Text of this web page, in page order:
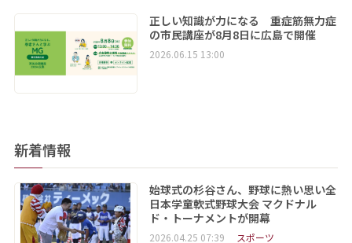
正しい知識が力になる 重症筋無力症
の市民講座が8月8日に広島で開催
2026.06.15 13:00
新着情報
始球式の杉谷さん、野球に熱い思い全
日本学童軟式野球大会 マクドナル
ド・トーナメントが開幕
2026.04.25 07:39 スポーツ